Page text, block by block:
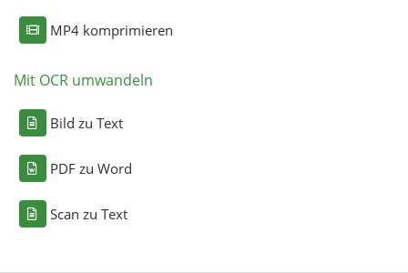
MP4 komprimieren
Mit OCR umwandeln
Bild zu Text
PDF zu Word
Scan zu Text